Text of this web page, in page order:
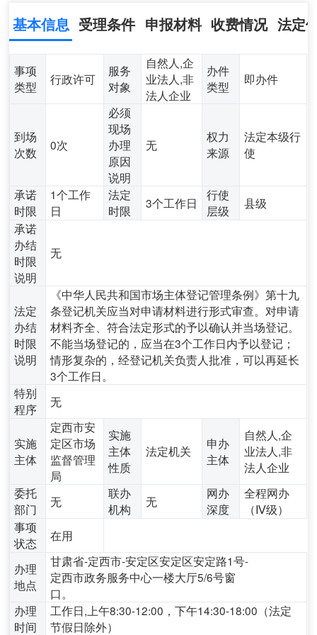
基本信息 受理条件 申报材料 收费情况 法定
事项
类型
行政许可
服务
对象
自然人,企
业法人,非
法人企业
办件
类型
即办件
到场
次数
0次
必须
现场
办理
原因
说明
无
权力
来源
法定本级行
使
承诺
时限
1个工作
日
法定
时限
3个工作日
行使
层级
县级
承诺
办结
时限
说明
无
法定
办结
时限
说明
《中华人民共和国市场主体登记管理条例》第十九
条登记机关应当对申请材料进行形式审查。对申请
材料齐全、符合法定形式的予以确认并当场登记。
不能当场登记的，应当在3个工作日内予以登记；
情形复杂的，经登记机关负责人批准，可以再延长
3个工作日。
特别
程序
无
实施
主体
定西市安
定区市场
监督管理
局
实施
主体
性质
法定机关
申办
主体
自然人,企
业法人,非
法人企业
委托
部门
无
联办
机构
无
网办
深度
全程网办
（Ⅳ级）
事项
状态
在用
办理
地点
甘肃省-定西市-安定区安定区安定路1号-
定西市政务服务中心一楼大厅5/6号窗
口。
办理
时间
工作日,上午8:30-12:00，下午14:30-18:00（法定
节假日除外）